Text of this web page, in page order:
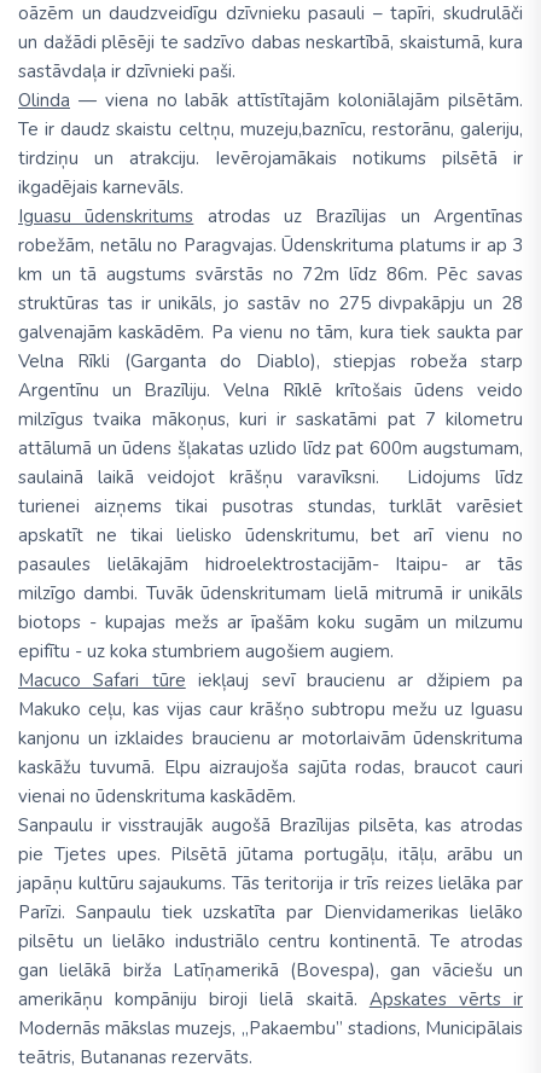
oāzēm un daudzveidīgu dzīvnieku pasauli – tapīri, skudrulāči
un dažādi plēsēji te sadzīvo dabas neskartībā, skaistumā, kura
sastāvdaļa ir dzīvnieki paši.
Olinda — viena no labāk attīstītajām koloniālajām pilsētām.
Te ir daudz skaistu celtņu, muzeju,baznīcu, restorānu, galeriju,
tirdziņu un atrakciju. Ievērojamākais notikums pilsētā ir
ikgadējais karnevāls.
Iguasu ūdenskritums atrodas uz Brazīlijas un Argentīnas
robežām, netālu no Paragvajas. Ūdenskrituma platums ir ap 3
km un tā augstums svārstās no 72m līdz 86m. Pēc savas
struktūras tas ir unikāls, jo sastāv no 275 divpakāpju un 28
galvenajām kaskādēm. Pa vienu no tām, kura tiek saukta par
Velna Rīkli (Garganta do Diablo), stiepjas robeža starp
Argentīnu un Brazīliju. Velna Rīklē krītošais ūdens veido
milzīgus tvaika mākoņus, kuri ir saskatāmi pat 7 kilometru
attālumā un ūdens šļakatas uzlido līdz pat 600m augstumam,
saulainā laikā veidojot krāšņu varavīksni. Lidojums līdz
turienei aizņems tikai pusotras stundas, turklāt varēsiet
apskatīt ne tikai lielisko ūdenskritumu, bet arī vienu no
pasaules lielākajām hidroelektrostacijām- Itaipu- ar tās
milzīgo dambi. Tuvāk ūdenskritumam lielā mitrumā ir unikāls
biotops - kupajas mežs ar īpašām koku sugām un milzumu
epifītu - uz koka stumbriem augošiem augiem.
Macuco Safari tūre iekļauj sevī braucienu ar džipiem pa
Makuko ceļu, kas vijas caur krāšņo subtropu mežu uz Iguasu
kanjonu un izklaides braucienu ar motorlaivām ūdenskrituma
kaskāžu tuvumā. Elpu aizraujoša sajūta rodas, braucot cauri
vienai no ūdenskrituma kaskādēm.
Sanpaulu ir visstraujāk augošā Brazīlijas pilsēta, kas atrodas
pie Tjetes upes. Pilsētā jūtama portugāļu, itāļu, arābu un
japāņu kultūru sajaukums. Tās teritorija ir trīs reizes lielāka par
Parīzi. Sanpaulu tiek uzskatīta par Dienvidamerikas lielāko
pilsētu un lielāko industriālo centru kontinentā. Te atrodas
gan lielākā birža Latīņamerikā (Bovespa), gan vāciešu un
amerikāņu kompāniju biroji lielā skaitā. Apskates vērts ir
Modernās mākslas muzejs, „Pakaembu” stadions, Municipālais
teātris, Butananas rezervāts.